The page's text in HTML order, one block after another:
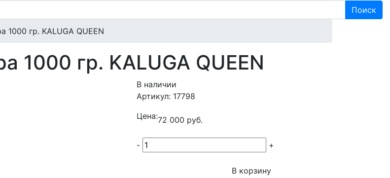
Поиск
1000 гр. KALUGA QUEEN
1000 гр. KALUGA QUEEN
В наличии
Артикул: 17798
Цена:72 000 руб.
- +
В корзину